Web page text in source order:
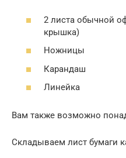
2 листа обычной
крышка)
Ножницы
Карандаш
Линейка
Вам также возможно
Складываем лист бумаги